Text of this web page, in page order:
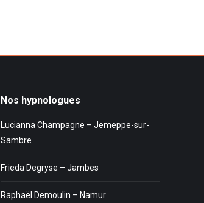
Nos hypnologues
Lucianna Champagne – Jemeppe-sur-
Sambre
Frieda Degryse – Jambes
Raphaël Demoulin – Namur